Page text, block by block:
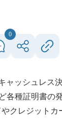
0
ャッシュレス
各種証明書の
クレジットカ